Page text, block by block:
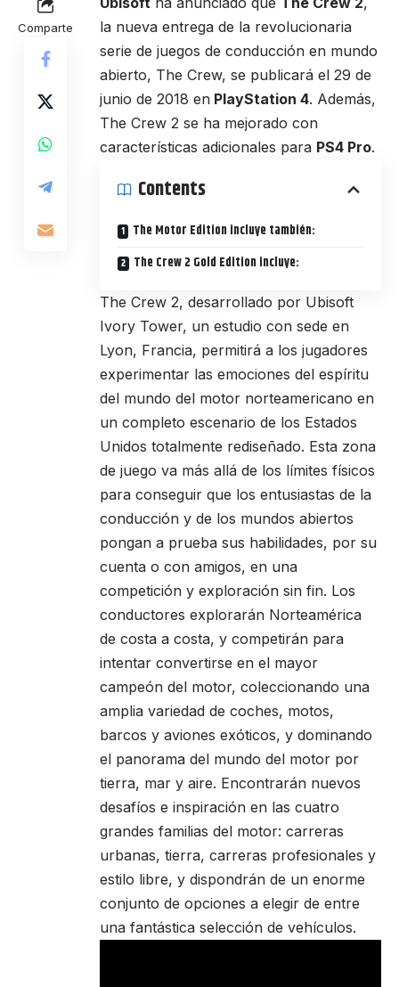
Comparte
la nueva entrega de la revolucionaria
serie de juegos de conducción en mundo
abierto, The Crew, se publicará el 29 de
junio de 2018 en PlayStation 4. Además,
The Crew 2 se ha mejorado con
características adicionales para PS4 Pro.
Contents
The Motor Edition incluye también:
The Crew 2 Gold Edition incluye:
The Crew 2, desarrollado por Ubisoft
Ivory Tower, un estudio con sede en
Lyon, Francia, permitirá a los jugadores
experimentar las emociones del espíritu
del mundo del motor norteamericano en
un completo escenario de los Estados
Unidos totalmente rediseñado. Esta zona
de juego va más allá de los límites físicos
para conseguir que los entusiastas de la
conducción y de los mundos abiertos
pongan a prueba sus habilidades, por su
cuenta o con amigos, en una
competición y exploración sin fin. Los
conductores explorarán Norteamérica
de costa a costa, y competirán para
intentar convertirse en el mayor
campeón del motor, coleccionando una
amplia variedad de coches, motos,
barcos y aviones exóticos, y dominando
el panorama del mundo del motor por
tierra, mar y aire. Encontrarán nuevos
desafíos e inspiración en las cuatro
grandes familias del motor: carreras
urbanas, tierra, carreras profesionales y
estilo libre, y dispondrán de un enorme
conjunto de opciones a elegir de entre
una fantástica selección de vehículos.